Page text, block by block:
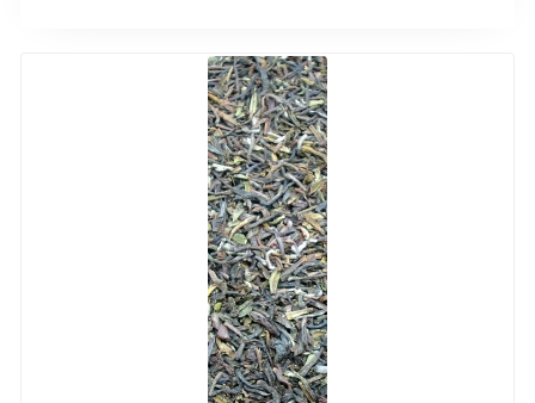
Grüntee aus Ceylon, Darjeeling,
Verschiedene Anbaugebiete
Aromatisierter Schwarztee